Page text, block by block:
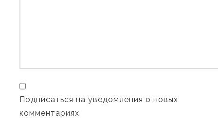
Подписаться на уведомления о новых
комментариях